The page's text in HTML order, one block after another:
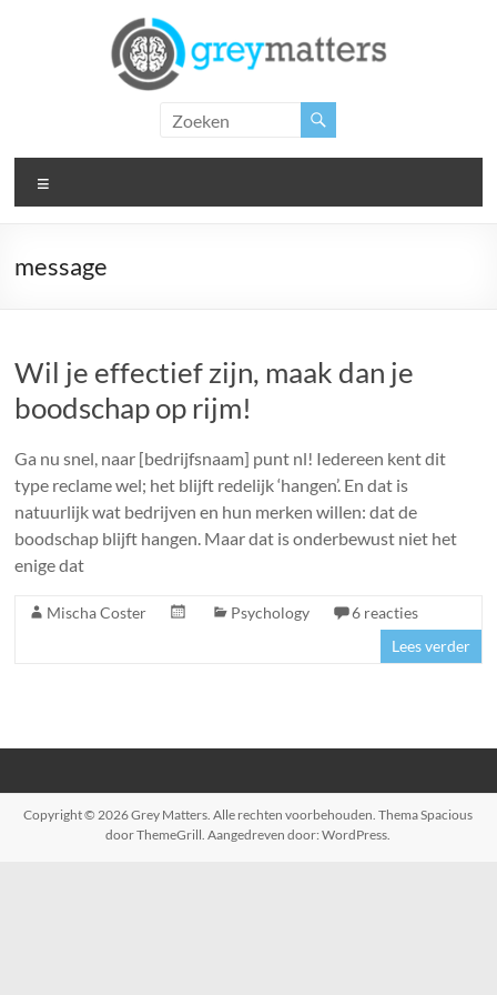
Matters
Insight.
message
Wil je effectief zijn, maak dan je
boodschap op rijm!
Ga nu snel, naar [bedrijfsnaam] punt nl! Iedereen kent dit
type reclame wel; het blijft redelijk ‘hangen’. En dat is
natuurlijk wat bedrijven en hun merken willen: dat de
boodschap blijft hangen. Maar dat is onderbewust niet het
enige dat
Mischa Coster Psychology
6 reacties
Lees verder
Copyright © 2026Grey Matters. Alle rechten voorbehouden. ThemaSpacious
door ThemeGrill. Aangedreven door:WordPress.